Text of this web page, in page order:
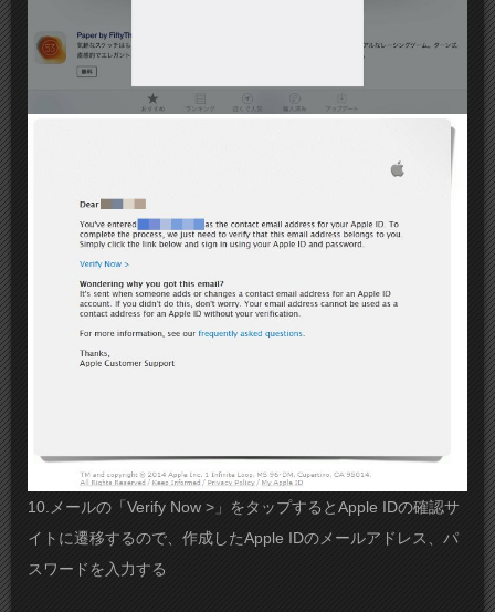
10.メールの「Verify Now >」をタップするとApple IDの確認サ
イトに遷移するので、作成したApple IDのメールアドレス、パ
スワードを入力する